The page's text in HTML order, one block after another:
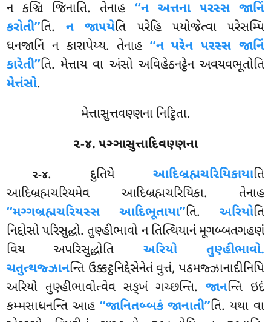
ન કઞ્ચિ જિનાતિ. તેનાહ ‘‘ન અત્તના પરસ્સ જાનિં
કરોતી’’તિ.ન જાપયેતિ પરેહિ પયોજેત્વા પરેસમ્પિ
ધનજાનિં ન કારાપેય્ય. તેનાહ ‘‘ન પરેન પરસ્સ જાનિં
કારેતી’’તિ. મેત્તાય વા અંસો અવિહેઠનટ્ઠેન અવયવભૂતોતિ
મેત્તંસો.
મેત્તાસુત્તવણ્ણના નિટ્ઠિતા.
૨-૪. પઞ્ઞાસુત્તાદિવણ્ણના
૨-૪. દુતિયે આદિબ્રહ્મચરિયિકાયાતિ
આદિબ્રહ્મચરિયમેવ આદિબ્રહ્મચરિયિકા. તેનાહ
‘‘મગ્ગબ્રહ્મચરિયસ્સ આદિભૂતાયા’’તિ. અરિયોતિ
નિદ્દોસો પરિસુદ્ધો. તુણ્હીભાવો ન તિત્થિયાનં મૂગબ્બતગહણં
વિય અપરિસુદ્ધોતિ અરિયો તુણ્હીભાવો.
ચતુત્થજ્ઝાનન્તિ ઉક્કટ્ઠનિદ્દેસેનેતં વુત્તં, પઠમજ્ઝાનાદીનિપિ
અરિયો તુણ્હીભાવોત્વેવ સઙ્ખંગચ્છન્તિ.જાનન્તિ ઇદં
કમ્મસાધનન્તિ આહ ‘‘જાનિતબ્બકં જાનાતી’’તિ. યથા વા